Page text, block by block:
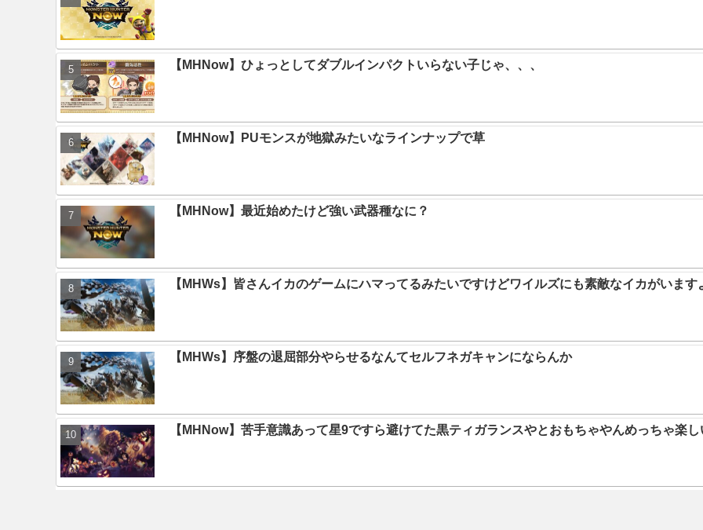
【MHNow】ひょっとしてダブルインパクトいらない子じゃ、、、
【MHNow】PUモンスが地獄みたいなラインナップで草
【MHNow】最近始めたけど強い武器種なに？
【MHWs】皆さんイカのゲームにハマってるみたいですけどワイルズにも素敵なイカがいます
【MHWs】序盤の退屈部分やらせるなんてセルフネガキャンにならんか
【MHNow】苦手意識あって星9ですら避けてた黒ティガランスやとおもちゃやんめっちゃ楽し